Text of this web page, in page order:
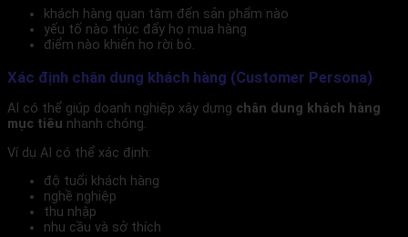
khách hàng quan tâm đến sản phẩm nào
yếu tố nào thúc đẩy họ mua hàng
điểm nào khiến họ rời bỏ.
Xác định chân dung khách hàng (Customer Persona)
AI có thể giúp doanh nghiệp xây dựng chân dung khách hàng
mục tiêu nhanh chóng.
Ví dụ AI có thể xác định:
độ tuổi khách hàng
nghề nghiệp
thu nhập
nhu cầu và sở thích